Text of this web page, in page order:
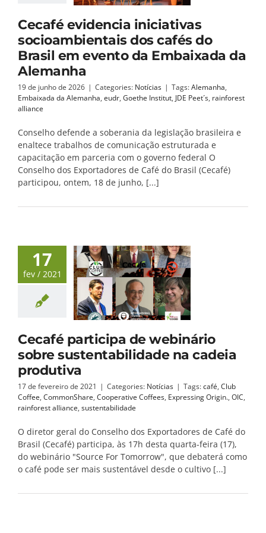
Cecafé evidencia iniciativas
socioambientais dos cafés do
Brasil em evento da Embaixada da
Alemanha
19 de junho de 2026 | Categories: Notícias | Tags:Alemanha,
Embaixada da Alemanha, eudr, Goethe Institut, JDE Peet´s, rainforest
alliance
Conselho defende a soberania da legislação brasileira e
enaltece trabalhos de comunicação estruturada e
capacitação em parceria com o governo federal O
Conselho dos Exportadores de Café do Brasil (Cecafé)
participou, ontem, 18 de junho, [...]
17
fev / 2021
Cecafé participa de webinário
sobre sustentabilidade na cadeia
produtiva
17 de fevereiro de 2021 | Categories: Notícias | Tags:café, Club
Coffee, CommonShare, Cooperative Coffees, Expressing Origin., OIC,
rainforest alliance, sustentabilidade
O diretor geral do Conselho dos Exportadores de Café do
Brasil (Cecafé) participa, às 17h desta quarta-feira (17),
do webinário "Source For Tomorrow", que debaterá como
o café pode ser mais sustentável desde o cultivo [...]